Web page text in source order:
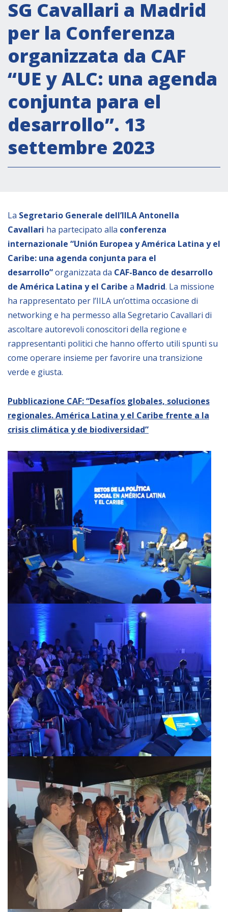
Segreteria Culturale
Segreteria Socio-economica
Segreteria Tecnico scientifica
Forum PMI
Conferenze Italia-America Latina e Caraibi
Rete per la promozione dell’uguaglianza di
genere
Borse di Studio
Partnership
Patrimonio culturale
Empowerment socio- economico
Giustizia e Sicurezza
EUROsociAL
EL PAcCTO
EUROFRONT
COPOLAD III
AL-INVEST Verde
MEDIA
Foto
Video
BIBLIOTECA
Catalogo
Pubblicazioni
OPPORTUNITÀ
Bandi
Borse di studio
Alta Formazione
Albo fornitori
Contratti/Accordi/Grant
NEWSLETTER
SG Cavallari a Madrid
per la Conferenza
organizzata da CAF
“UE y ALC: una agenda
conjunta para el
desarrollo”. 13
settembre 2023
La Segretario Generale dell’IILA Antonella
Cavallari ha partecipato alla conferenza
internazionale “Unión Europea y América Latina y el
Caribe: una agenda conjunta para el
desarrollo”organizzata da CAF-Banco de desarrollo
de América Latina y el Caribe a Madrid. La missione
ha rappresentato per l’IILA un’ottima occasione di
networking e ha permesso alla Segretario Cavallari di
ascoltare autorevoli conoscitori della regione e
rappresentanti politici che hanno offerto utili spunti su
come operare insieme per favorire una transizione
verde e giusta.
Pubblicazione CAF: “Desafíos globales, soluciones
regionales. América Latina y el Caribe frente a la
crisis climática y de biodiversidad”